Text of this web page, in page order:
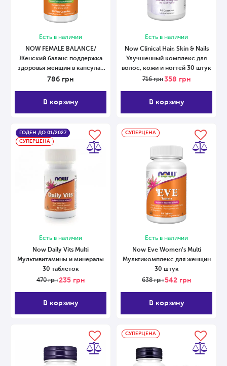
Есть в наличии
NOW FEMALE BALANCE/
Женский баланс поддержка
здоровья женщин в капсулах
№90 90 капсул
786 грн
В корзину
Есть в наличии
Now Clinical Hair, Skin & Nails
Улучшенный комплекс для
волос, кожи и ногтей 30 штук
716грн 358 грн
В корзину
ГОДЕН ДО 01/2027
СУПЕРЦЕНА
Есть в наличии
Now Daily Vits Multi
Мультивитамины и минералы
30 таблеток
470грн 235 грн
В корзину
СУПЕРЦЕНА
Есть в наличии
Now Eve Women's Multi
Мультикомплекс для женщин
30 штук
638грн 542 грн
В корзину
СУПЕРЦЕНА